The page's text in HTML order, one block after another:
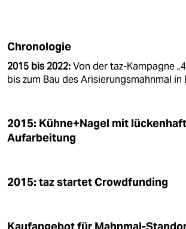
Chronologie
2015 bis 2022:Von der taz-Kampagne
bis zum Bau des Arisierungsmahnmal in
2015: Kühne+Nagel mit
Aufarbeitung
2015: taz startet Crowdfunding